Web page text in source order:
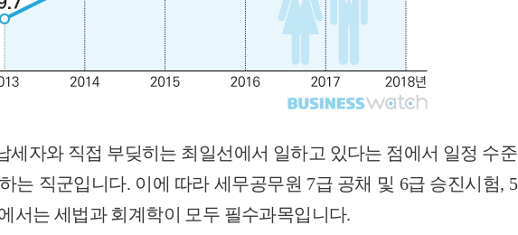
세자와 직접 부딪히는 최일선에서 일하고 있다는 점에서 일정 수준
는 직군입니다. 이에 따라 세무공무원 7급 공채 및 6급 승진시험, 5
서는 세법과 회계학이 모두 필수과목입니다.